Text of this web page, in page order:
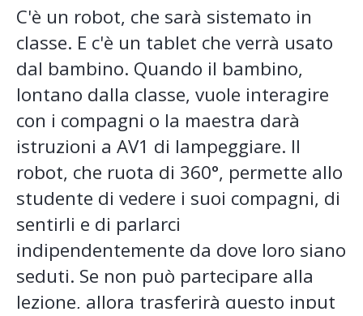
C'è un robot, che sarà sistemato in
classe. E c'è un tablet che verrà usato
dal bambino. Quando il bambino,
lontano dalla classe, vuole interagire
con i compagni o la maestra darà
istruzioni a AV1 di lampeggiare. Il
robot, che ruota di 360°, permette allo
studente di vedere i suoi compagni, di
sentirli e di parlarci
indipendentemente da dove loro siano
seduti. Se non può partecipare alla
lezione, allora trasferirà questo input